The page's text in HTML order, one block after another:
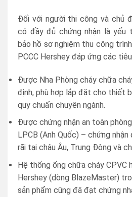
Đối với người thi công và chủ
có đầy đủ chứng nhận là
bảo hồ sơ nghiệm thu công
PCCC Hershey đáp ứng các
Được Nha Phòng cháy chữa
định, phù hợp lắp đặt cho thiết
quy chuẩn chuyên ngành.
Được chứng nhận an toàn
LPCB (Anh Quốc) – chứng
rãi tại châu Âu, Trung Đông và
Hệ thống ống chữa cháy CPVC
Hershey (dòng BlazeMaster)
sản phẩm cũng đã đạt chứng